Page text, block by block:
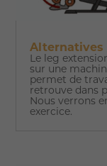
Alternatives
Le leg
sur une
permet de
retrouve dans
Nous verrons
exercice.